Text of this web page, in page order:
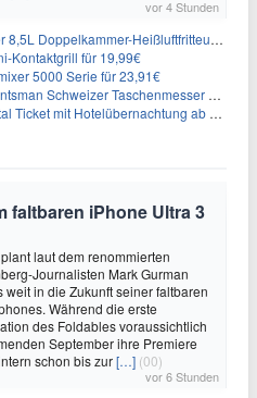
vor 4 Stunden
Heißluftfritteuse mit Sichtfenster für 139,94€
Kontaktgrill für 19,99€
5000 Serie für 23,91€
Taschenmesser mit 15 Funktionen für 31,65€
mit Hotelübernachtung ab 109€ p.P.
faltbaren iPhone Ultra 3
laut dem renommierten
Journalisten Mark Gurman
weit in die Zukunft seiner faltbaren
Während die erste
des Foldables voraussichtlich
September ihre Premiere
schon bis zur[…] (00)
vor 6 Stunden